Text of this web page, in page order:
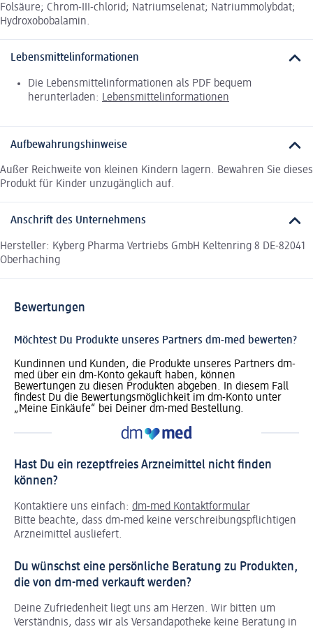
Folsäure; Chrom-III-chlorid; Natriumselenat; Natriummolybdat;
Hydroxobobalamin.
Lebensmittelinformationen
Die Lebensmittelinformationen als PDF bequem
herunterladen: Lebensmittelinformationen
Aufbewahrungshinweise
Außer Reichweite von kleinen Kindern lagern. Bewahren Sie dieses
Produkt für Kinder unzugänglich auf.
Anschrift des Unternehmens
Hersteller: Kyberg Pharma Vertriebs GmbH Keltenring 8 DE-82041
Oberhaching
Bewertungen
Möchtest Du Produkte unseres Partners dm-med bewerten?
Kundinnen und Kunden, die Produkte unseres Partners dm-
med über ein dm-Konto gekauft haben, können
Bewertungen zu diesen Produkten abgeben. In diesem Fall
findest Du die Bewertungsmöglichkeit im dm-Konto unter
„Meine Einkäufe“ bei Deiner dm-med Bestellung.
Hast Du ein rezeptfreies Arzneimittel nicht finden
können?
Kontaktiere uns einfach: dm-med Kontaktformular
Bitte beachte, dass dm-med keine verschreibungspflichtigen
Arzneimittel ausliefert.
Du wünschst eine persönliche Beratung zu Produkten,
die von dm-med verkauft werden?
Deine Zufriedenheit liegt uns am Herzen. Wir bitten um
Verständnis, dass wir als Versandapotheke keine Beratung in